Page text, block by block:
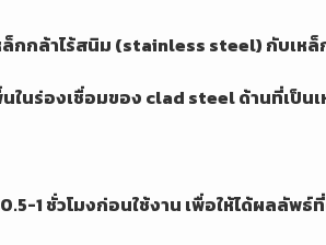
ล็กกล้าไร้สนิม (stainless steel) กับเ
ร่องเชื่อมของ clad steel ด้านที่เป็นเ
1 ชั่วโมงก่อนใช้งาน เพื่อให้ได้ผลลัพ